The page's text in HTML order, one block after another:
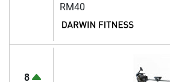
RM40
8